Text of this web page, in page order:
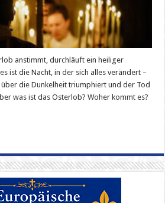
anstimmt, durchläuft ein heiliger
ist die Nacht, in der sich alles verändert –
die Dunkelheit triumphiert und der Tod
was ist das Osterlob? Woher kommt es?